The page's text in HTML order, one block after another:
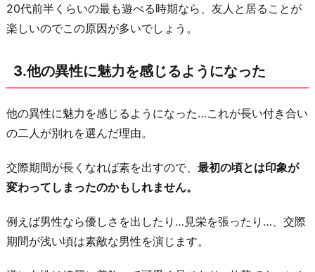
よ
う
関
係
に
な
て
し
っ
た
20代前半くらいの最も遊べる時期なら、友人と居ることが
楽しいのでこの原因が多いでしょう。
3.他の異性に魅力を感じるようになった
他の異性に魅力を感じるようになった…これが長い付き合い
の二人が別れを選んだ理由。
交際期間が長くなれば素を出すので、 最初の頃とは印象が
変わってしまったのかもしれません。
例えば男性なら優しさを出したり…見栄を張ったり…、交際
期間が浅い頃は素敵な男性を演じます。